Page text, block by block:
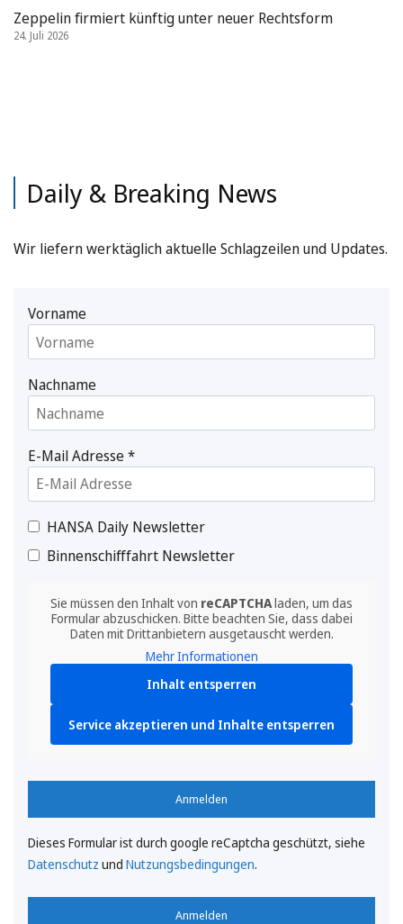
Zeppelin firmiert künftig unter neuer Rechtsform
24. Juli 2026
Daily & Breaking News
Wir liefern werktäglich aktuelle Schlagzeilen und Updates.
Vorname
Nachname
E-Mail Adresse*
HANSA Daily Newsletter
Binnenschifffahrt Newsletter
Sie müssen den Inhalt von reCAPTCHAladen, um das
Formular abzuschicken. Bitte beachten Sie, dass dabei
Daten mit Drittanbietern ausgetauscht werden.
Mehr Informationen
Inhalt entsperren
Service akzeptieren und Inhalte entsperren
Anmelden
Dieses Formular ist durch google reCaptcha geschützt, siehe
Datenschutz und Nutzungsbedingungen.
Anmelden